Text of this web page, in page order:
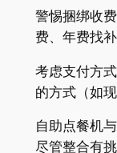
警惕捆绑收
费、年费找
考虑支付方
的方式（如
自助点餐机
尽管整合有